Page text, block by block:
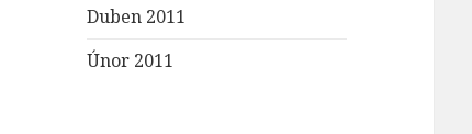
Duben 2011
Únor 2011